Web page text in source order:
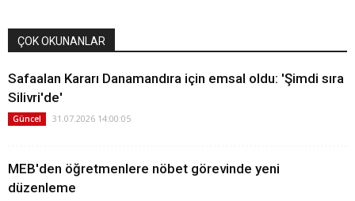
ÇOK OKUNANLAR
Safaalan Kararı Danamandıra için emsal oldu: 'Şimdi sıra
Silivri'de'
Güncel 31.07.2026 14:00:05
MEB'den öğretmenlere nöbet görevinde yeni
düzenleme